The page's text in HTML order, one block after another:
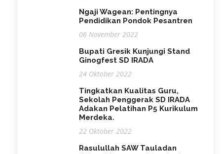
Ngaji Wagean: Pentingnya
Pendidikan Pondok Pesantren
06 November 2022
Bupati Gresik Kunjungi Stand
Ginogfest SD IRADA
24 Oktober 2022
Tingkatkan Kualitas Guru,
Sekolah Penggerak SD IRADA
Adakan Pelatihan P5 Kurikulum
Merdeka.
22 Oktober 2022
Rasulullah SAW Tauladan